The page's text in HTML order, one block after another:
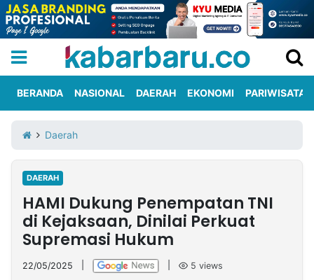
Iklan
Berita
Kami
Nasional
International
Olahraga
Entertainment
Daerah
Pariwisata
Kuliner
Kolom
Network
BERANDA NASIONAL DAERAH EKONOMI PARIWISATA
Daerah
DAERAH
HAMI Dukung Penempatan TNI
di Kejaksaan, Dinilai Perkuat
Supremasi Hukum
22/05/2025 5 views